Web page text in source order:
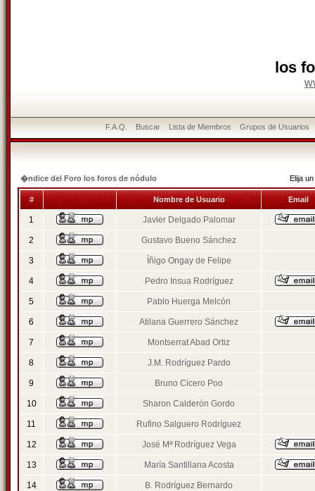
los
F.A.Q. Buscar Lista de Miembros Grupos de Usuarios
�ndice del Foro los foros de nódulo Elija
# Nombre de Usuario Email
1 Javier Delgado Palomar
2 Gustavo Bueno Sánchez
3 Íñigo Ongay de Felipe
4 Pedro Insua Rodríguez
5 Pablo Huerga Melcón
6 Atilana Guerrero Sánchez
7 Montserrat Abad Ortiz
8 J.M. Rodríguez Pardo
9 Bruno Cicero Poo
10 Sharon Calderón Gordo
11 Rufino Salguero Rodríguez
12 José Mª Rodríguez Vega
13 María Santillana Acosta
14 B. Rodríguez Bernardo